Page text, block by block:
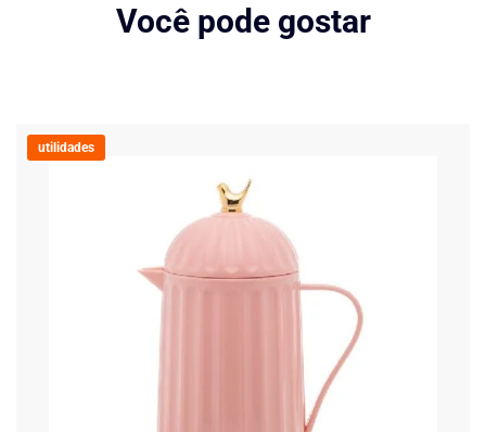
Você pode gostar
utilidades